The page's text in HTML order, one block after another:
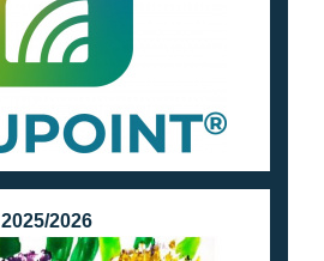
2025/2026